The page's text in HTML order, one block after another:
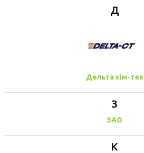
Д
Дельта хім-тек
З
ЗАО
К